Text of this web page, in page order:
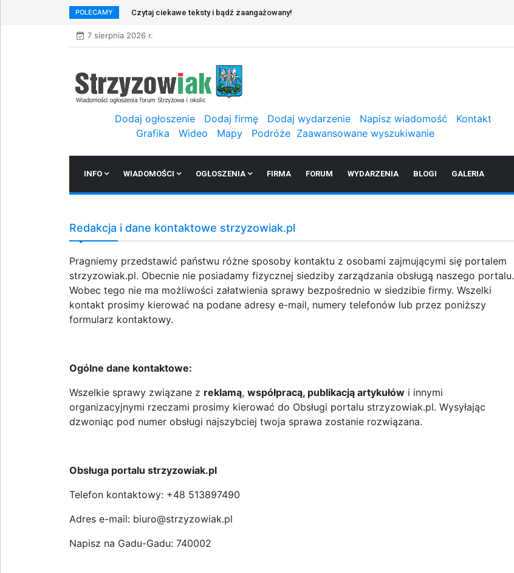
POLECAMY Czytaj ciekawe teksty i bądź zaangażowany!
7 sierpnia 2026 r.
Dodaj ogłoszenie Dodaj firmę Dodaj wydarzenie Napisz wiadomość
Kontakt
Grafika
Wideo Mapy Podróże Zaawansowane wyszukiwanie
INFO WIADOMOŚCI OGŁOSZENIA FIRMA FORUM WYDARZENIA BLOGI GALERIA
Redakcja i dane kontaktowe strzyzowiak.pl
Pragniemy przedstawić państwu różne sposoby kontaktu z osobami zajmującymi się portalem
strzyzowiak.pl. Obecnie nie posiadamy fizycznej siedziby zarządzania obsługą naszego portalu.
Wobec tego nie ma możliwości załatwienia sprawy bezpośrednio w siedzibie firmy. Wszelki
kontakt prosimy kierować na podane adresy e-mail, numery telefonów lub przez poniższy
formularz kontaktowy.
Ogólne dane kontaktowe:
Wszelkie sprawy związane z reklamą, współpracą, publikacją artykułów i innymi
organizacyjnymi rzeczami prosimy kierować do Obsługi portalu strzyzowiak.pl. Wysyłając
dzwoniąc pod numer obsługi najszybciej twoja sprawa zostanie rozwiązana.
Obsługa portalu strzyzowiak.pl
Telefon kontaktowy: +48 513897490
Adres e-mail: biuro@strzyzowiak.pl
Napisz na Gadu-Gadu: 740002